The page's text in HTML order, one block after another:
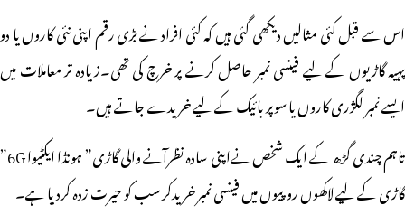
اس سے قبل کئی مثالیں دیکھی گئی ہیں کہ کئی افراد نے بڑی رقم اپنی نئی کاروں یا دو
پہیہ گاڑیوں کے لیے فینسی نمبر حاصل کرنے پر خرچ کی تھی۔زیادہ تر معاملات میں
ایسے نمبر لگژری کاروں یا سوپر بائیک کے لیے خریدے جاتے ہیں۔
تاہم چندی گڑھ کے ایک شخص نےاپنی سادہ نظرآنے والی گاڑی” ہونڈا ایکٹیوا 6G”
گاڑی کے لیے لاکھوں روپیوں میں فینسی نمبر خریدکر سب کو حیرت زدہ کردیا ہے۔